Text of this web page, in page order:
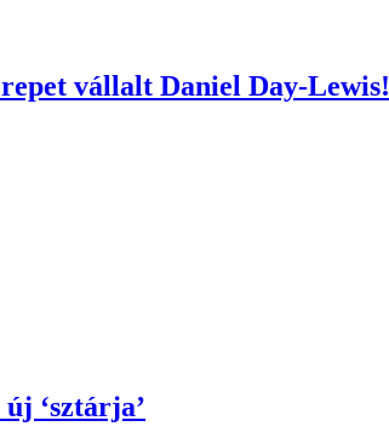
vállalt Daniel Day-Lewis!
‘sztárja’